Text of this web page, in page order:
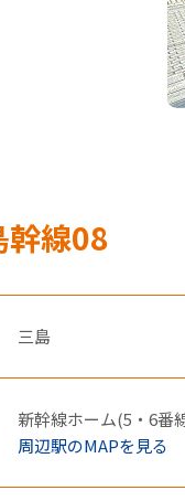
東海MARKET
幹線08
三島
新幹線ホーム(5・6番
周辺駅のMAPを見る